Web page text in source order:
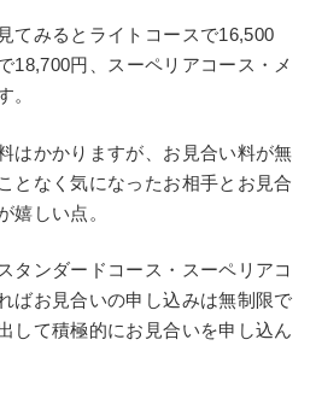
てみるとライトコースで16,500
18,700円、スーペリアコース・メ
。
はかかりますが、お見合い料が無
となく気になったお相手とお見合
嬉しい点。
タンダードコース・スーペリアコ
ばお見合いの申し込みは無制限で
して積極的にお見合いを申し込ん